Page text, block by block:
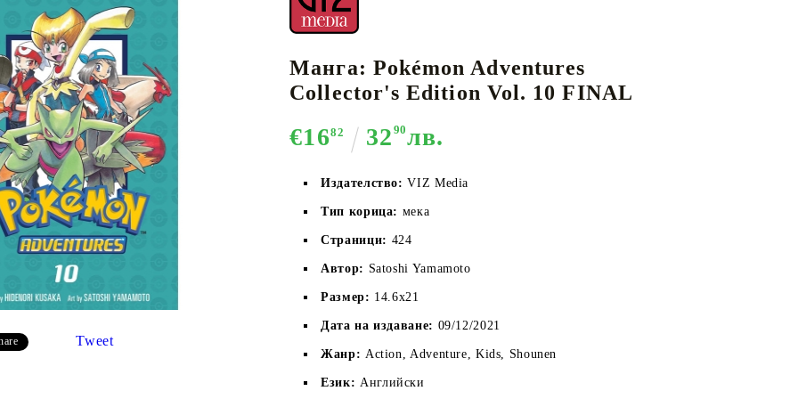
CARD GAME
АКСЕСОАРИ ЗА КАРТОВИ
ИГРИ
Кутии за съхранение
Протектори за карти
Класьори за карти
НАСИПНИ КАРТИ GUNDAM CARD GAME
К-ПОП ДРУГИ
Tweet
Манга: Pokémon Adventures
Collector's Edition Vol. 10 FINAL
€1682 32 90лв.
Издателство:VIZ Media
Тип корица: мека
Страници: 424
Автор: Satoshi Yamamoto
Размер: 14.6x21
Дата на издаване: 09/12/2021
Жанр: Action, Adventure, Kids, Shounen
Език: Английски